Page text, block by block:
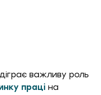
важливу роль
праці на